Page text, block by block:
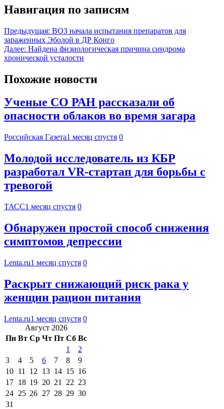
Навигация по записям
Предыдущая: ВОЗ начала испытания препаратов для
зараженных Эболой в ДР Конго
Далее: Найдена физиологическая причина синдрома
хронической усталости
Похожие новости
Ученые СО РАН рассказали об
опасности облаков во время загара
Российская Газета1 месяц спустя 0
Молодой исследователь из КБР
разработал VR-стартап для борьбы с
тревогой
ТАСС1 месяц спустя 0
Обнаружен простой способ снижения
симптомов депрессии
Lenta.ru1 месяц спустя 0
Раскрыт снижающий риск рака у
женщин рацион питания
Lenta.ru1 месяц спустя 0
Август 2026
Пн Вт Ср Чт Пт Сб Вс
1
2
3
4 5 6 7 8
9
10 11 12 13 14 15 16
17 18 19 20 21 22 23
24 25 26 27 28 29 30
31